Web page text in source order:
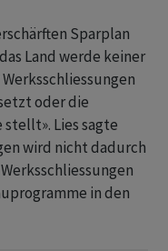
Sparplan
Land werde keiner
oder die
Lies sagte
wird nicht dadurch
in den